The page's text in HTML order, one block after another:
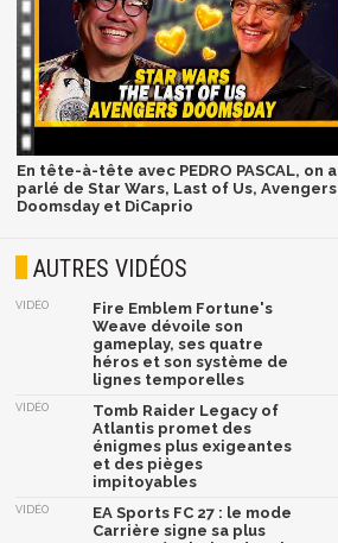
En tête-à-tête avec PEDRO PASCAL, on a
parlé de Star Wars, Last of Us, Avengers
Doomsday et DiCaprio
AUTRES VIDÉOS
VIDÉO
Fire Emblem Fortune's
Weave dévoile son
gameplay, ses quatre
héros et son système de
lignes temporelles
VIDÉO
Tomb Raider Legacy of
Atlantis promet des
énigmes plus exigeantes
et des pièges
impitoyables
VIDÉO
EA Sports FC 27 : le mode
Carrière signe sa plus